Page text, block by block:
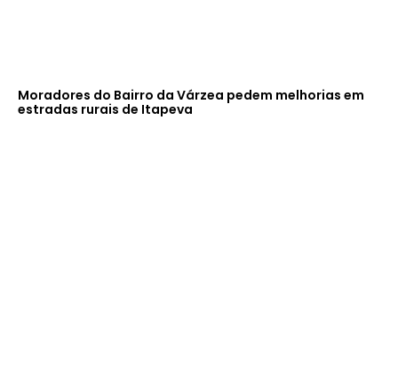
Moradores do Bairro da Várzea pedem melhorias em
estradas rurais de Itapeva